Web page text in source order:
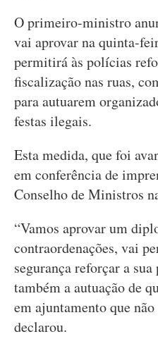
O primeiro-ministro
vai aprovar na quinta-
permitirá às polícias
fiscalização nas ruas,
para autuarem
festas ilegais.
Esta medida, que foi
em conferência de
Conselho de Ministros
“Vamos aprovar um
contraordenações, vai
segurança reforçar a sua
também a autuação de
em ajuntamento que
declarou.